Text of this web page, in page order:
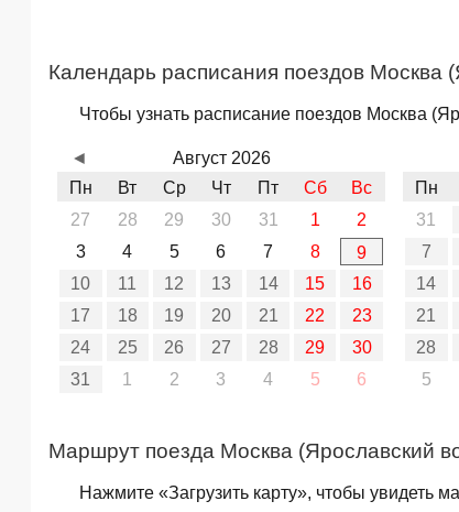
Календарь расписания поездов Москва
Чтобы узнать расписание поездов Москва
Август 2026
Пн
Вт Ср Чт Пт Сб
Вс
27
28 29 30 31 1
2
3
4 5 6 7 8
9
10
11 12 13 14 15
16
17
18 19 20 21 22
23
24
25 26 27 28 29
30
31
1 2 3 4 5 6
Пн
31
7
14
21
28
5
◄
Маршрут поезда Москва (Ярославский
Нажмите «Загрузить карту», чтобы увидеть